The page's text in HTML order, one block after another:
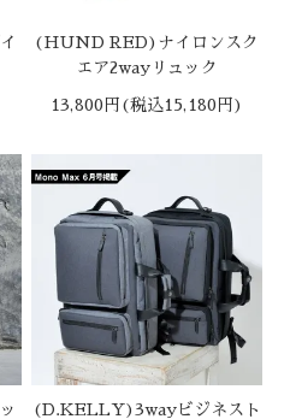
(HUND RED)ナイロンスク
エア2wayリュック
13,800円(税込15,180円)
(D.KELLY)3wayビジネスト